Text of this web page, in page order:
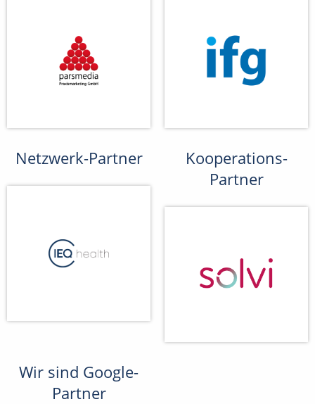
Netzwerk-Partner
Kooperations-
Partner
Wir sind Google-
Partner